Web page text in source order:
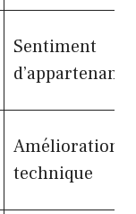
Sentiment
d’appartenance
Amélioration
technique